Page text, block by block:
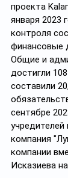
проекта
января 2023
контроля
финансовые
Общие и
достигли
составили
сентябре
компания
компании
Исказиева